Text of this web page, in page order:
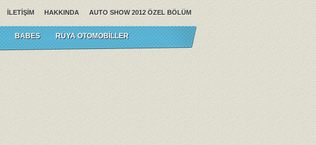
AUTO SHOW 2012 ÖZEL BÖLÜM
HAKKINDA
İLETIŞIM
BABES RÜYA OTOMOBILLER